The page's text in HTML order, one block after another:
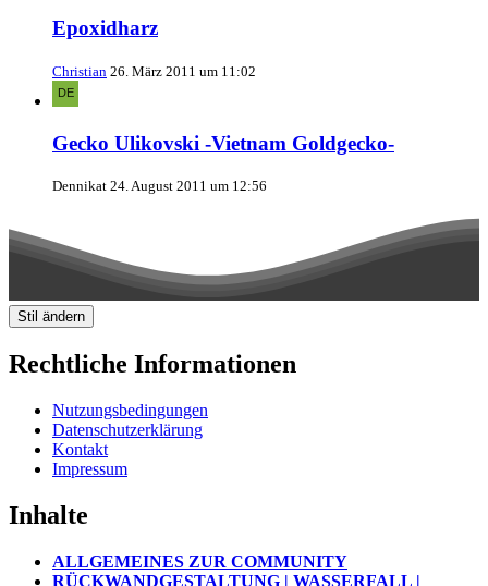
Epoxidharz
Christian 26. März 2011 um 11:02
Gecko Ulikovski -Vietnam Goldgecko-
Dennikat 24. August 2011 um 12:56
Stil ändern
Rechtliche Informationen
Nutzungsbedingungen
Datenschutzerklärung
Kontakt
Impressum
Inhalte
ALLGEMEINES ZUR COMMUNITY
RÜCKWANDGESTALTUNG | WASSERFALL |